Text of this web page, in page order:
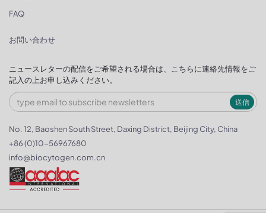
FAQ
お問い合わせ
ニュースレターの配信をご希望される場合は、こちらに連絡先情報をご
記入の上お申し込みください。
送信
No. 12, Baoshen South Street, Daxing District, Beijing City, China
+86 (0)10-56967680
info@biocytogen.com.cn